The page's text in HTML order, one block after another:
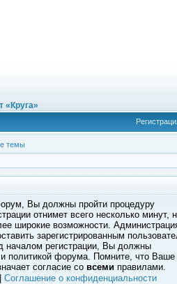
«Круга»
темы
Вы должны пройти процедуру
отнимет всего несколько минут,
широкие возможности.
зарегистрированным
началом регистрации, Вы должны
политикой форума. Помните, что Ваше
согласие со всеми правилами.
Соглашение о конфиденциальности